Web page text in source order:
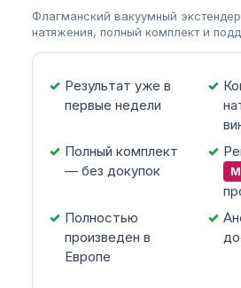
Флагманский вакуумный
натяжения, полный комплект и
Результат уже в
первые недели
Полный комплект
— без докупок
Полностью
произведен в
Европе